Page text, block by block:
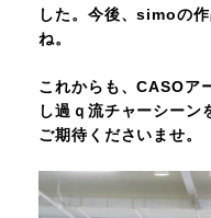
した。 今後、simoの
ね。
これからも、CASOア
し過ｑ流チャーシーン
ご期待くださいませ。